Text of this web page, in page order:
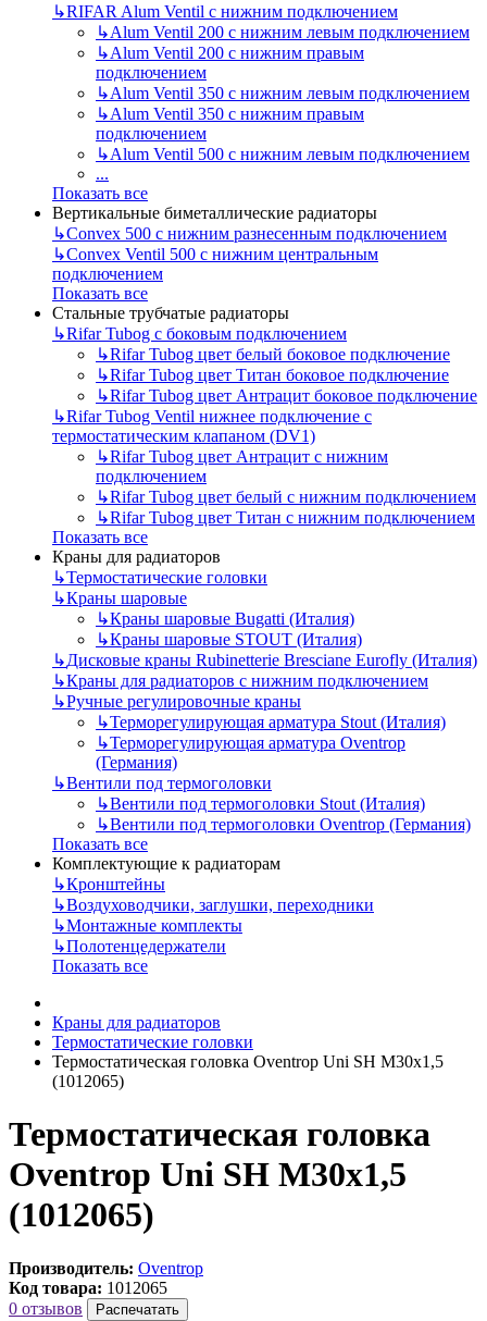
↳RIFAR Alum Ventil с нижним подключением
↳Alum Ventil 200 с нижним левым подключением
↳Alum Ventil 200 с нижним правым
подключением
↳Alum Ventil 350 с нижним левым подключением
↳Alum Ventil 350 с нижним правым
подключением
↳Alum Ventil 500 с нижним левым подключением
...
Показать все
Вертикальные биметаллические радиаторы
↳Convex 500 с нижним разнесенным подключением
↳Convex Ventil 500 с нижним центральным
подключением
Показать все
Стальные трубчатые радиаторы
↳Rifar Tubog с боковым подключением
↳Rifar Tubog цвет белый боковое подключение
↳Rifar Tubog цвет Титан боковое подключение
↳Rifar Tubog цвет Антрацит боковое подключение
↳Rifar Tubog Ventil нижнее подключение с
термостатическим клапаном (DV1)
↳Rifar Tubog цвет Антрацит с нижним
подключением
↳Rifar Tubog цвет белый с нижним подключением
↳Rifar Tubog цвет Титан с нижним подключением
Показать все
Краны для радиаторов
↳Термостатические головки
↳Краны шаровые
↳Краны шаровые Bugatti (Италия)
↳Краны шаровые STOUT (Италия)
↳Дисковые краны Rubinetterie Bresciane Eurofly (Италия)
↳Краны для радиаторов с нижним подключением
↳Ручные регулировочные краны
↳Терморегулирующая арматура Stout (Италия)
↳Терморегулирующая арматура Oventrop
(Германия)
↳Вентили под термоголовки
↳Вентили под термоголовки Stout (Италия)
↳Вентили под термоголовки Oventrop (Германия)
Показать все
Комплектующие к радиаторам
↳Кронштейны
↳Воздуховодчики, заглушки, переходники
↳Монтажные комплекты
↳Полотенцедержатели
Показать все
Краны для радиаторов
Термостатические головки
Термостатическая головка Oventrop Uni SH M30x1,5
(1012065)
Термостатическая головка
Oventrop Uni SH M30x1,5
(1012065)
Производитель: Oventrop
Код товара: 1012065
0 отзывов
Распечатать